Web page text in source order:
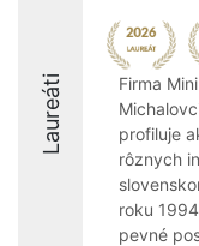
Laureáti
Firma
profiluje
rôznych
roku
pevné